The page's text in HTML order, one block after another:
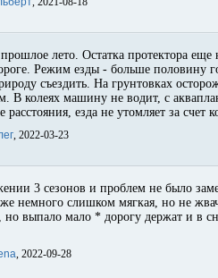
лето. Остатка протектора
Режим езды - больше половину
съездить. На грунтовках
В колеях машину не водит, с
расстояния, езда не утомляет за счет
, 2022-03-23
3 сезонов и проблем не было
немного слишком мягкая, но не
но выпало мало * дорогу держат и в
, 2022-09-28